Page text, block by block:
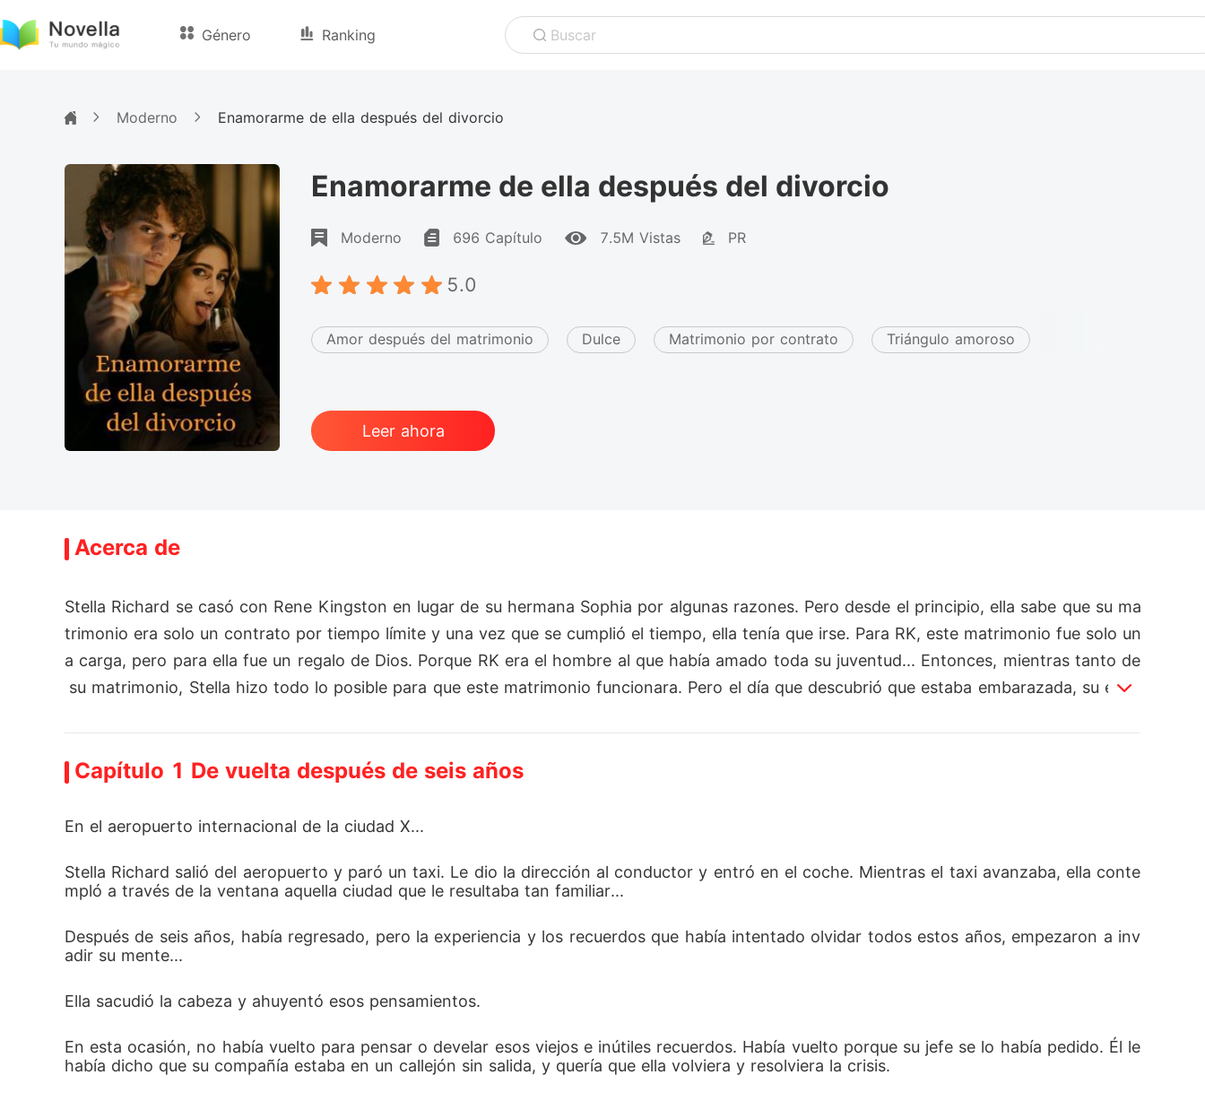
Género Ranking Buscar
Moderno Enamorarme de ella después del divorcio
Enamorarme de ella después del divorcio
Moderno 696 Capítulo 7.5M Vistas PR
5.0
Amor después del matrimonio Dulce Matrimonio por contrato Triángulo amoroso
Leer ahora
Acerca de
Stella Richard se casó con Rene Kingston en lugar de su hermana Sophia por algunas razones. Pero desde el principio, ella sabe que su ma
trimonio era solo un contrato por tiempo límite y una vez que se cumplió el tiempo, ella tenía que irse. Para RK, este matrimonio fue solo un
a carga, pero para ella fue un regalo de Dios. Porque RK era el hombre al que había amado toda su juventud... Entonces, mientras tanto de
su matrimonio, Stella hizo todo lo posible para que este matrimonio funcionara. Pero el día que descubrió que estaba embarazada, su espo
frío... Seis años después... RK compró la empresa en la que trabajaba Stella. Pero Stella hizo todo lo posible por no tener nada que ver con
"¿Cómo te atreves a tener un hijo con otro hombre?" Stella, "No creo que tenga nada que ver contigo". RK estaba a punto de decir más cu
Capítulo 1 De vuelta después de seis años
En el aeropuerto internacional de la ciudad X...
Stella Richard salió del aeropuerto y paró un taxi. Le dio la dirección al conductor y entró en el coche. Mientras el taxi avanzaba, ella conte
mpló a través de la ventana aquella ciudad que le resultaba tan familiar...
Después de seis años, había regresado, pero la experiencia y los recuerdos que había intentado olvidar todos estos años, empezaron a inv
adir su mente...
Ella sacudió la cabeza y ahuyentó esos pensamientos.
En esta ocasión, no había vuelto para pensar o develar esos viejos e inútiles recuerdos. Había vuelto porque su jefe se lo había pedido. Él le
había dicho que su compañía estaba en un callejón sin salida, y quería que ella volviera y resolviera la crisis.